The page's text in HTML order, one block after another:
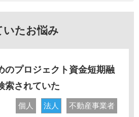
いたお悩み
のプロジェクト資金短期融
索されていた
個人 法人 不動産事業者